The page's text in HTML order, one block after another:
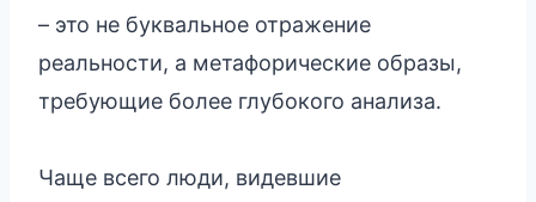
– это не буквальное отражение
реальности, а метафорические образы,
требующие более глубокого анализа.
Чаще всего люди, видевшие